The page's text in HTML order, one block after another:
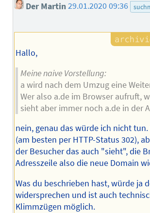
Der Martin29.01.2020 09:36
Hallo,
Meine naive Vorstellung:
a wird nach dem Umzug eine
Wer also a.de im Browser aufruft,
sieht aber immer noch a.de in der
nein, genau das würde ich nicht
(am besten per HTTP-Status 302),
der Besucher das auch "sieht", die
Adresszeile also die neue Domain
Was du beschrieben hast, würde ja
widersprechen und ist auch
Klimmzügen möglich.